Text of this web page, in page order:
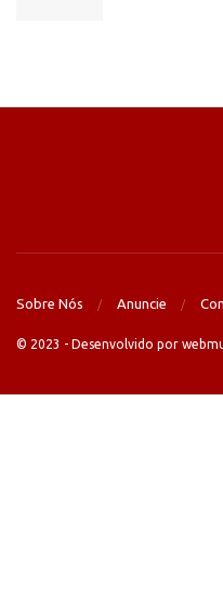
Sobre Nós Anuncie
© 2023 - Desenvolvido por